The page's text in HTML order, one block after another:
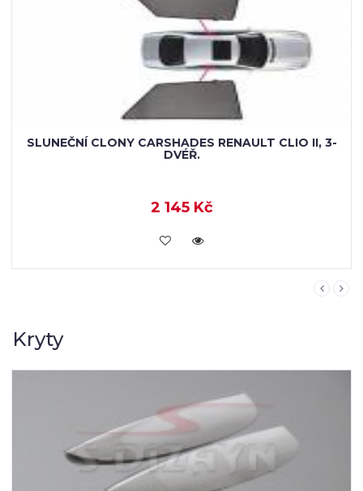
SLUNEČNÍ CLONY CARSHADES RENAULT CLIO II, 3-
DVÉŘ.
2 145 Kč
KOUPIT
Kryty